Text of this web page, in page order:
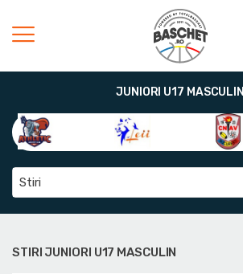
JUNIORI U17 MASCULIN
Stiri
STIRI JUNIORI U17 MASCULIN